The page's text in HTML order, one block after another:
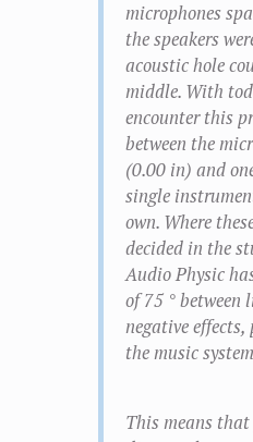
microphones
the speakers
acoustic hole
middle. With
encounter this
between the
(0.00 in) and
single
own. Where
decided in the
Audio Physic
of 75 ° between
negative
the music
This means